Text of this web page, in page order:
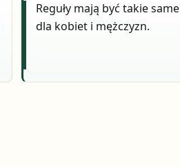
Reguły mają być takie same
dla kobiet i mężczyzn.